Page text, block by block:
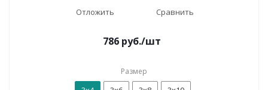
Отложить Сравнить
786 руб./шт
Размер